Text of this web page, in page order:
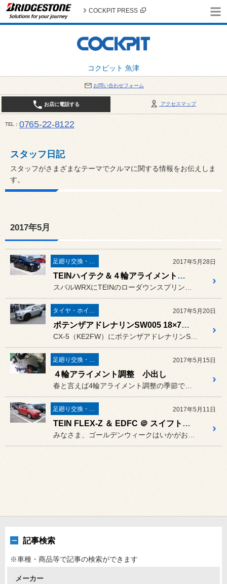
コクピット 魚津
COCKPIT PRESS
お問い合わせフォーム
アクセスマップ
お店に電話する
TEL 0765-22-8122
スタッフ日記
スタッフがさまざまなテーマでクルマに関する情報をお伝えしま
す。
2017年5月
足廻り交換・４輪アライメント調整 2017年5月28日
TEINハイテク＆４輪アライメント調整 ＠ WRX（VAB）
タイヤ・ホイール 2017年5月20日
ポテンザアドレナリンSW005 18×7.5J+53 GB＠CX-5（KE2FW）
足廻り交換・４輪アライメント調整 2017年5月15日
４輪アライメント調整 小出し
足廻り交換・４輪アライメント調整 2017年5月11日
TEIN FLEX-Z ＆ EDFC ＠ スイフトスポーツ（ZC31S）
記事検索
※車種・商品等で記事の検索ができます
メーカー